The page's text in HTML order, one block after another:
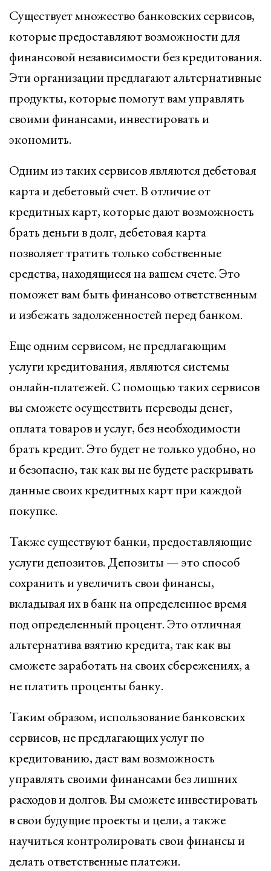
Существует множество банковских сервисов,
которые предоставляют возможности для
финансовой независимости без кредитования.
Эти организации предлагают альтернативные
продукты, которые помогут вам управлять
своими финансами, инвестировать и
экономить.
Одним из таких сервисов являются дебетовая
карта и дебетовый счет. В отличие от
кредитных карт, которые дают возможность
брать деньги в долг, дебетовая карта
позволяет тратить только собственные
средства, находящиеся на вашем счете. Это
поможет вам быть финансово ответственным
и избежать задолженностей перед банком.
Еще одним сервисом, не предлагающим
услуги кредитования, являются системы
онлайн-платежей. С помощью таких сервисов
вы сможете осуществить переводы денег,
оплата товаров и услуг, без необходимости
брать кредит. Это будет не только удобно, но
и безопасно, так как вы не будете раскрывать
данные своих кредитных карт при каждой
покупке.
Также существуют банки, предоставляющие
услуги депозитов. Депозиты — это способ
сохранить и увеличить свои финансы,
вкладывая их в банк на определенное время
под определенный процент. Это отличная
альтернатива взятию кредита, так как вы
сможете заработать на своих сбережениях, а
не платить проценты банку.
Таким образом, использование банковских
сервисов, не предлагающих услуг по
кредитованию, даст вам возможность
управлять своими финансами без лишних
расходов и долгов. Вы сможете инвестировать
в свои будущие проекты и цели, а также
научиться контролировать свои финансы и
делать ответственные платежи.